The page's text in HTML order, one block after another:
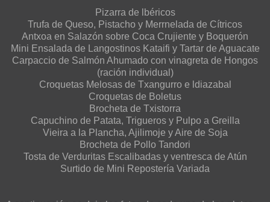
Pizarra de lbéricos
Trufa de Queso, Pistacho y Merrnelada de Cítricos
Antxoa en Salazón sobre Coca Crujiente y Boquerón
Mini Ensalada de Langostinos Kataifi y Tartar de Aguacate
Carpaccio de Salmón Ahumado con vinagreta de Hongos
(ración individual)
Croquetas Melosas de Txangurro e ldiazabal
Croquetas de Boletus
Brocheta de Txistorra
Capuchino de Patata, Trigueros y Pulpo a Greilla
Vieira a la Plancha, Ajilimoje y Aire de Soja
Brocheta de Pollo Tandori
Tosta de Verduritas Escalibadas y ventresca de Atún
Surtido de Mini Repostería Variada